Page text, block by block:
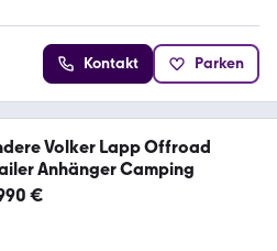
Kontakt Parken
Volker Lapp Offroad
Trailer Anhänger Camping
€